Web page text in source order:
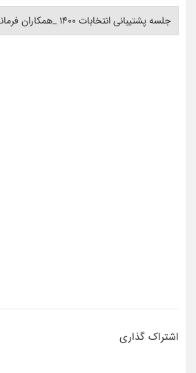
جلسه پشتیبانی انتخابات ١۴٠٠ _همکاران فرمانداری شهرستان چالوس ‎
اشتراک گذاری